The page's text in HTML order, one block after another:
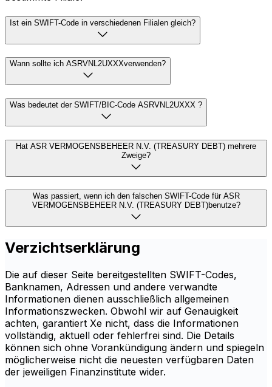
Ist ein SWIFT-Code in verschiedenen Filialen gleich?
Wann sollte ich ASRVNL2UXXXverwenden?
Was bedeutet der SWIFT/BIC-Code ASRVNL2UXXX ?
Hat ASR VERMOGENSBEHEER N.V. (TREASURY DEBT) mehrere
Zweige?
Was passiert, wenn ich den falschen SWIFT-Code für ASR
VERMOGENSBEHEER N.V. (TREASURY DEBT)benutze?
Verzichtserklärung
Die auf dieser Seite bereitgestellten SWIFT-Codes,
Banknamen, Adressen und andere verwandte
Informationen dienen ausschließlich allgemeinen
Informationszwecken. Obwohl wir auf Genauigkeit
achten, garantiert Xe nicht, dass die Informationen
vollständig, aktuell oder fehlerfrei sind. Die Details
können sich ohne Vorankündigung ändern und spiegeln
möglicherweise nicht die neuesten verfügbaren Daten
der jeweiligen Finanzinstitute wider.